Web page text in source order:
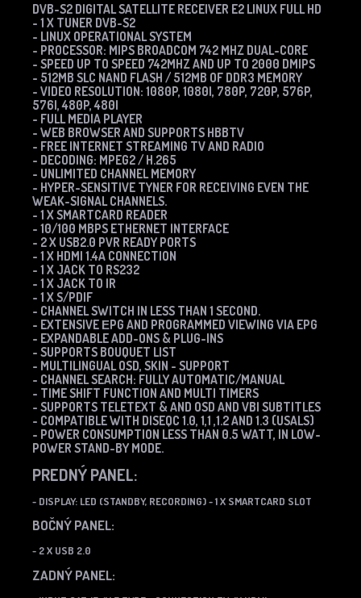
DVB-S2 DIGITAL SATELLITE RECEIVER E2 LINUX FULL HD
- 1 X TUNER DVB-S2
- LINUX OPERATIONAL SYSTEM
- PROCESSOR: MIPS BROADCOM 742 MHZ DUAL-CORE
- SPEED UP TO SPEED 742MHZ AND UP TO 2000 DMIPS
- 512MB SLC NAND FLASH / 512MB OF DDR3 MEMORY
- VIDEO RESOLUTION: 1080P, 1080I, 780P, 720P, 576P,
576I, 480P, 480I
- FULL MEDIA PLAYER
- WEB BROWSER AND SUPPORTS HBBTV
- FREE INTERNET STREAMING TV AND RADIO
- DECODING: MPEG2 / H.265
- UNLIMITED CHANNEL MEMORY
- HYPER-SENSITIVE TYNER FOR RECEIVING EVEN THE
WEAK-SIGNAL CHANNELS.
- 1 X SMARTCARD READER
- 10/100 MBPS ETHERNET INTERFACE
- 2 X USB2.0 PVR READY PORTS
- 1 X HDMI 1.4A CONNECTION
- 1 X JACK TO RS232
- 1 X JACK TO IR
- 1 X S/PDIF
- CHANNEL SWITCH IN LESS THAN 1 SECOND.
- EXTENSIVE ΕPG AND PROGRAMMED VIEWING VIA EPG
- EXPANDABLE ADD-ONS & PLUG-INS
- SUPPORTS BOUQUET LIST
- MULTILINGUAL OSD, SKIN - SUPPORT
- CHANNEL SEARCH: FULLY AUTOMATIC/MANUAL
- TIME SHIFT FUNCTION AND MULTI TIMERS
- SUPPORTS TELETEXT & AND OSD AND VBI SUBTITLES
- COMPATIBLE WITH DISEQC 1.0, 1,1 ,1.2 AND 1.3 (USALS)
- POWER CONSUMPTION LESS THAN 0.5 WATT, IN LOW-
POWER STAND-BY MODE.
PREDNÝ PANEL:
- DISPLAY: LED (STANDBY, RECORDING)- 1 X SMARTCARD SLOT
BOČNÝ PANEL:
- 2 X USB 2.0
ZADNÝ PANEL: